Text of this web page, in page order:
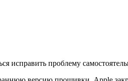
исправить проблему